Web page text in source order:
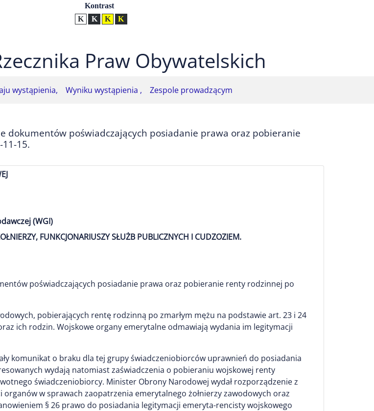
UstawieniaKontrast
Kontrast normalny
Kontrast biały tekst na czarnym
Kontrast czarny tekst na żółtym
Praw Obywatelskich
wystąpienia, Wyniku wystąpienia , Zespole prowadzącym
poświadczających posiadanie prawa oraz pobieranie
15.
(WGI)
FUNKCJONARIUSZY SŁUŻB PUBLICZNYCH I CUDZOZIEM.
poświadczających posiadanie prawa oraz pobieranie renty rodzinnej po
pobierających rentę rodzinną po zmarłym mężu na podstawie art. 23 i 24
ich rodzin. Wojskowe organy emerytalne odmawiają wydania im legitymacji
komunikat o braku dla tej grupy świadczeniobiorców uprawnień do posiadania
wydają natomiast zaświadczenia o pobieraniu wojskowej renty
świadczeniobiorcy. Minister Obrony Narodowej wydał rozporządzenie z
w sprawach zaopatrzenia emerytalnego żołnierzy zawodowych oraz
§ 26 prawo do posiadania legitymacji emeryta-rencisty wojskowego